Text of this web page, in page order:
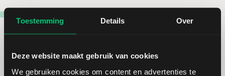
Toestemming Details Over
Deze website maakt gebruik van cookies
We gebruiken cookies om content en advertenties te
Door verschillen tussen koers en ROC kunnen mogelijke